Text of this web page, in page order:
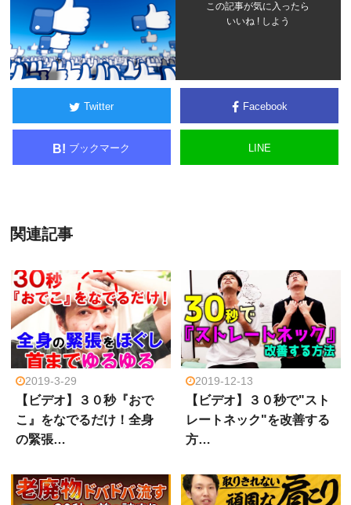
この記事が気に入ったら
いいね ! しよう
Twitter Facebook
B! ブックマーク LINE
関連記事
2019-3-29
【ビデオ】３０秒『おで
こ』をなでるだけ！全身
の緊張…
2019-12-13
【ビデオ】３０秒で"スト
レートネック"を改善する
方…